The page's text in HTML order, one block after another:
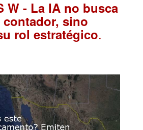
W - La IA no busca
sino
rol estratégico.